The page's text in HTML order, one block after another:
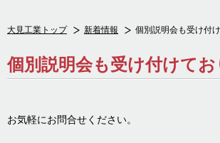
大見工業トップ 新着情報 個別説明会も受け付
個別説明会も受け付けてお
お気軽にお問合せください。